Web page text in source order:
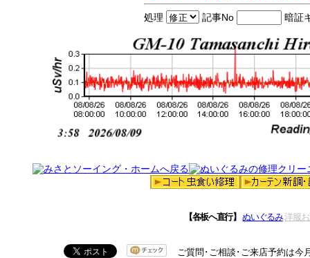
処理 記事No 暗証
【各板へ直行】 ぬいぐるみ 洋服
ご質問･ご相談･ご来店予約は今